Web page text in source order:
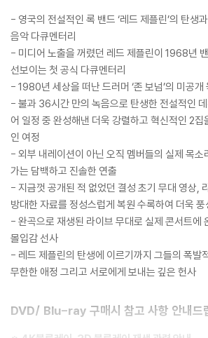
- 영국의 전설적인 록 밴드 ‘레드 제플린’의 탄생
음악 다큐멘터리
- 미디어 노출을 꺼렸던 레드 제플린이 1968년
선보이는 첫 공식 다큐멘터리
- 1980년 세상을 떠난 드러머 ‘존 보넘’의 미공개
- 불과 36시간 만의 녹음으로 탄생한 전설적인
어 일정 중 완성해낸 더욱 강렬하고 혁신적인 2
인 여정
- 외부 내레이션이 아닌 오직 멤버들의 실제 목소
가는 담백하고 진솔한 연출
- 지금껏 공개된 적 없었던 결성 초기 무대 영상,
방대한 자료를 정성스럽게 복원 수록하여 더욱 풍
- 완곡으로 재생된 라이브 무대로 실제 콘서트에
몰입감 선사
- 레드 제플린의 탄생에 이르기까지 그들의 폭발
무한한 애정 그리고 서로에게 보내는 깊은 헌사
DVD/ Blu-ray 구매시 참고 사항 안내드